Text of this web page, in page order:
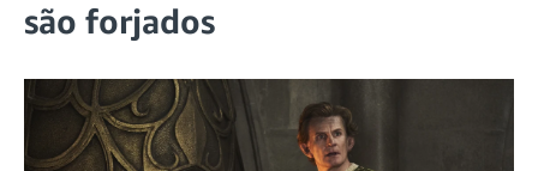
são forjados